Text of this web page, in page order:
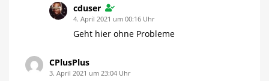
cduser
4. April 2021 um 00:16 Uhr
Geht hier ohne Probleme
CPlusPlus
3. April 2021 um 23:04 Uhr